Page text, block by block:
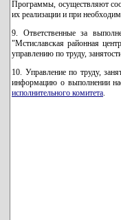
Программы, осуществляют
их реализации и при
9. Ответственные за
"Мстиславская районная
управлению по труду,
10. Управление по труду,
информацию о выполнении
исполнительного комитета.